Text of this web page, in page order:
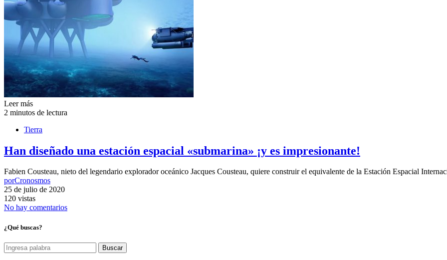
Leer más
2 minutos de lectura
Tierra
Han diseñado una estación espacial «submarina» ¡y es impresionante!
Fabien Cousteau, nieto del legendario explorador oceánico Jacques Cousteau, quiere construir el equivalente de la Estación Espacial
porCronosmos
25 de julio de 2020
120 vistas
No hay comentarios
¿Qué buscas?
Buscar